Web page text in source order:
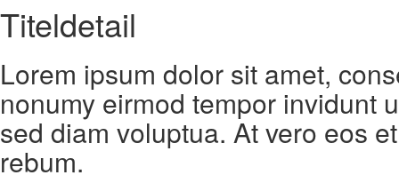
Titeldetail
Lorem ipsum dolor sit amet,
nonumy eirmod tempor invidunt
sed diam voluptua. At vero eos
rebum.